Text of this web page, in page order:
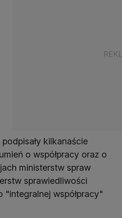
kilkanaście
o współpracy oraz o
ministerstw spraw
sprawiedliwości
"integralnej współpracy"